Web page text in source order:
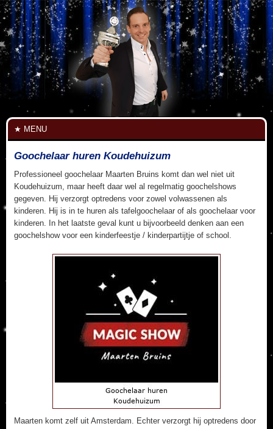
MENU
Goochelaar huren Koudehuizum
Professioneel goochelaar Maarten Bruins komt dan wel niet uit
Koudehuizum, maar heeft daar wel al regelmatig goochelshows
gegeven. Hij verzorgt optredens voor zowel volwassenen als
kinderen. Hij is in te huren als tafelgoochelaar of als goochelaar voor
kinderen. In het laatste geval kunt u bijvoorbeeld denken aan een
goochelshow voor een kinderfeestje / kinderpartijtje of school.
Maarten komt zelf uit Amsterdam. Echter verzorgt hij optredens door